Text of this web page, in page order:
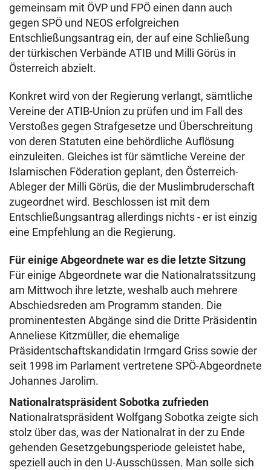
gemeinsam mit ÖVP und FPÖ einen dann auch
gegen SPÖ und NEOS erfolgreichen
Entschließungsantrag ein, der auf eine Schließung
der türkischen Verbände ATIB und Milli Görüs in
Österreich abzielt.
Konkret wird von der Regierung verlangt, sämtliche
Vereine der ATIB-Union zu prüfen und im Fall des
Verstoßes gegen Strafgesetze und Überschreitung
von deren Statuten eine behördliche Auflösung
einzuleiten. Gleiches ist für sämtliche Vereine der
Islamischen Föderation geplant, den Österreich-
Ableger der Milli Görüs, die der Muslimbruderschaft
zugeordnet wird. Beschlossen ist mit dem
Entschließungsantrag allerdings nichts - er ist einzig
eine Empfehlung an die Regierung.
Für einige Abgeordnete war es die letzte Sitzung
Für einige Abgeordnete war die Nationalratssitzung
am Mittwoch ihre letzte, weshalb auch mehrere
Abschiedsreden am Programm standen. Die
prominentesten Abgänge sind die Dritte Präsidentin
Anneliese Kitzmüller, die ehemalige
Präsidentschaftskandidatin Irmgard Griss sowie der
seit 1998 im Parlament vertretene SPÖ-Abgeordnete
Johannes Jarolim.
Nationalratspräsident Sobotka zufrieden
Nationalratspräsident Wolfgang Sobotka zeigte sich
stolz über das, was der Nationalrat in der zu Ende
gehenden Gesetzgebungsperiode geleistet habe,
speziell auch in den U-Ausschüssen. Man solle sich